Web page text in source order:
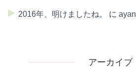
2016年、明けましたね。 に ayan
アーカイブ